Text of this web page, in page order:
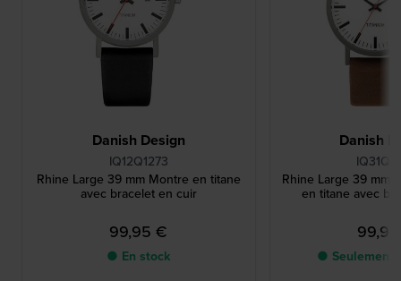
Danish Design
IQ12Q1273
Rhine Large 39 mm Montre en titane
avec bracelet en cuir
99,95 €
● En stock
Danish
Rhine Large 39 mm
en titane avec
● Seulement